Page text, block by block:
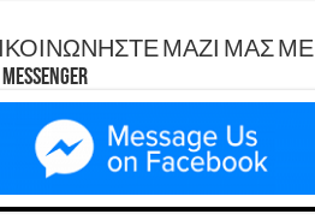
ΜΑΖΙ ΜΑΣ ΜΕ